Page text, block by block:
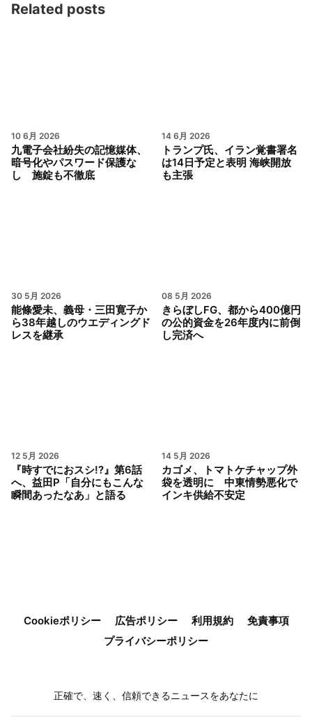
Related posts
10 6月 2026
九電子会社紛失の記憶媒体、
暗号化やパスワード保護な
し 施錠も不徹底
14 6月 2026
トランプ氏、イラン覚書署名
は14日予定と表明 海峡開放
も主張
30 5月 2026
能條愛未、義母・三田寛子か
ら38年越しのウエディングド
レスを継承
08 5月 2026
きらぼしFG、都から400億円
の公的資金を26年度内に前倒
し完済へ
12 5月 2026
『時すでにおスシ!?』第6話
へ、益田P「自分にもこんな
瞬間あったなあ」と語る
14 5月 2026
カゴメ、トマトケチャップ外
袋を透明に 中東情勢悪化で
インキ供給不安定
Cookieポリシー 広告ポリシー 利用規約
免責事項
プライバシーポリシー
正確で、速く、信頼できるニュースをあなたに